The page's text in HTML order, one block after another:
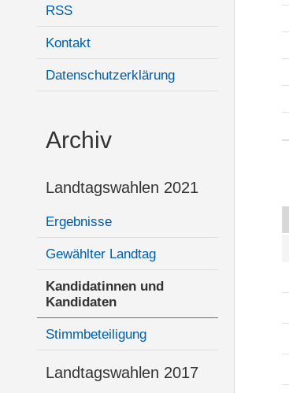
RSS
Kontakt
Datenschutzerklärung
Archiv
Landtagswahlen 2021
Ergebnisse
Gewählter Landtag
Kandidatinnen und
Kandidaten
Stimmbeteiligung
Landtagswahlen 2017